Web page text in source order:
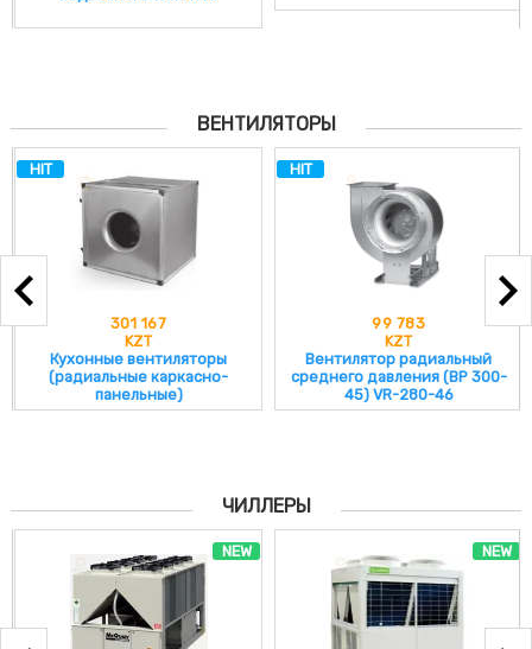
ВЕНТИЛЯТОРЫ
HIT
301 167
KZT
Кухонные вентиляторы
(радиальные каркасно-
панельные)
HIT
99 783
KZT
Вентилятор радиальный
среднего давления (ВР 300-
45) VR-280-46
ЧИЛЛЕРЫ
NEW NEW